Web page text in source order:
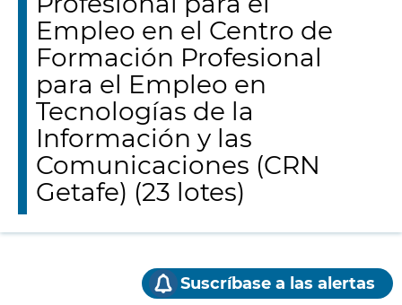
Empleo en el Centro de
Formación Profesional
para el Empleo en
Tecnologías de la
Información y las
Comunicaciones (CRN
Getafe) (23 lotes)
Suscríbase a las alertas